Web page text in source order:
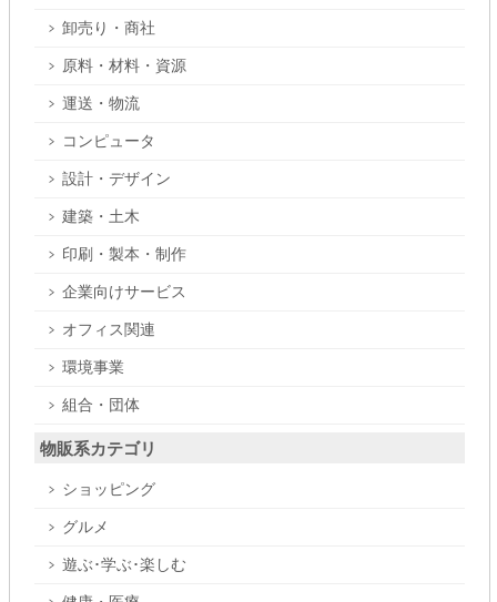
卸売り・商社
原料・材料・資源
運送・物流
コンピュータ
設計・デザイン
建築・土木
印刷・製本・制作
企業向けサービス
オフィス関連
環境事業
組合・団体
物販系カテゴリ
ショッピング
グルメ
遊ぶ･学ぶ･楽しむ